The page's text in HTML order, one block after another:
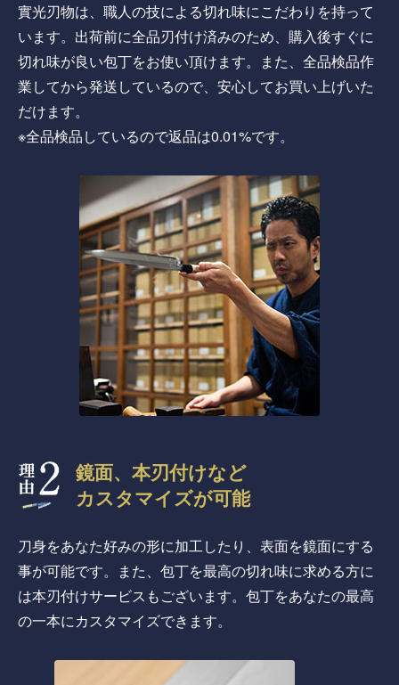
實光刃物は、職人の技による切れ味にこだわりを持って
います。出荷前に全品刃付け済みのため、購入後すぐに
切れ味が良い包丁をお使い頂けます。また、全品検品作
業してから発送しているので、安心してお買い上げいた
だけます。
※全品検品しているので返品は0.01%です。
鏡面、本刃付けなど
カスタマイズが可能
刀身をあなた好みの形に加工したり、表面を鏡面にする
事が可能です。また、包丁を最高の切れ味に求める方に
は本刃付けサービスもございます。包丁をあなたの最高
の一本にカスタマイズできます。